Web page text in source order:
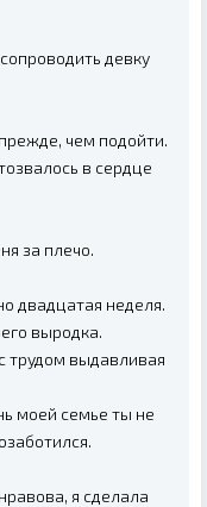
девку
чем подойти.
в сердце
за плечо.
двадцатая неделя.
выродка.
трудом выдавливая
моей семье ты не
я сделала